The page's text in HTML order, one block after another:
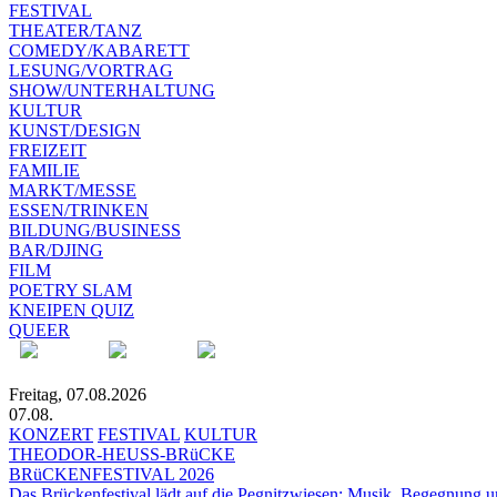
FESTIVAL
THEATER/TANZ
COMEDY/KABARETT
LESUNG/VORTRAG
SHOW/UNTERHALTUNG
KULTUR
KUNST/DESIGN
FREIZEIT
FAMILIE
MARKT/MESSE
ESSEN/TRINKEN
BILDUNG/BUSINESS
BAR/DJING
FILM
POETRY SLAM
KNEIPEN QUIZ
QUEER
Freitag, 07.08.2026
07.08.
KONZERT FESTIVAL KULTUR
THEODOR-HEUSS-BRüCKE
BRüCKENFESTIVAL 2026